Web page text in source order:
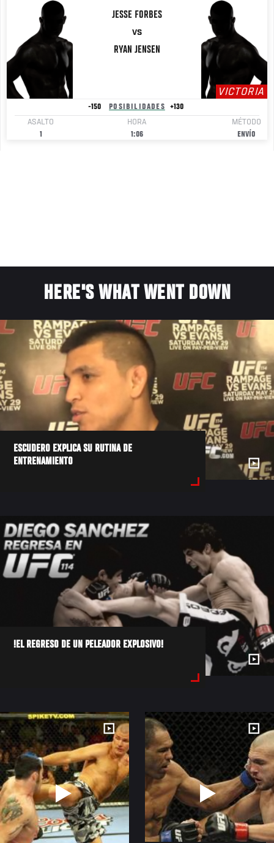
JESSE FORBES
VS
RYAN JENSEN
VICTORIA
-150 POSIBILIDADES
+130
ASALTO
1
HORA
1:06
MÉTODO
ENVÍO
HERE'S WHAT WENT DOWN
ESCUDERO EXPLICA SU RUTINA DE
ENTRENAMIENTO
!EL REGRESO DE UN PELEADOR EXPLOSIVO!